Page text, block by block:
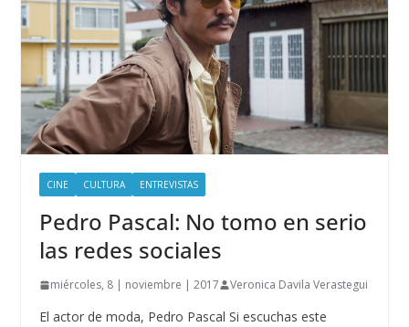
CINE CULTURA ENTREVISTAS
Pedro Pascal: No tomo en serio
las redes sociales
miércoles, 8 | noviembre | 2017 Veronica Davila Verastegui
El actor de moda, Pedro Pascal Si escuchas este